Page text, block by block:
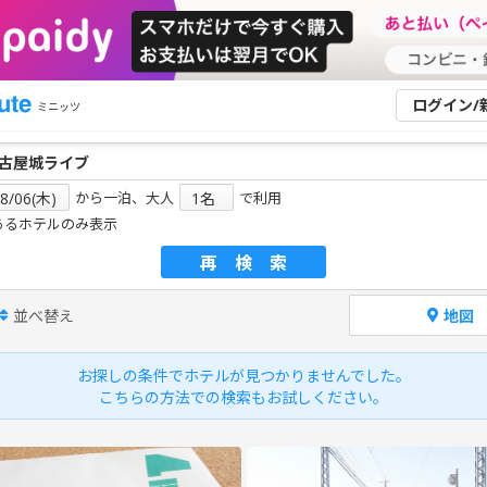
ミニッツ ログイン/
から一泊、大人
で利用
るホテルのみ表示
再検索
並べ替え 地図
お探しの条件でホテルが見つかりませんでした。
こちらの方法での検索もお試しください。